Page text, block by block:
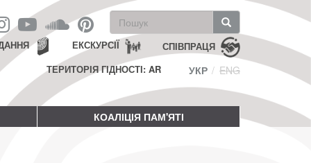
Пошукова
форма
Пошук СПІВПРАЦЯ
ЕКСКУРСІЇ
ТЕРИТОРІЯ ГІДНОСТІ: AR
УКР ENG
КОАЛІЦІЯ ПАМ'ЯТІ